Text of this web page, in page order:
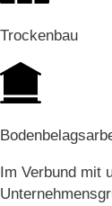
Trockenbau
Im Verbund mit